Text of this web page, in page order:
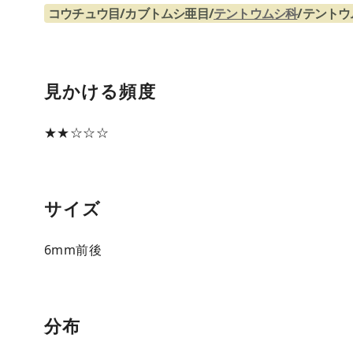
コウチュウ目/カブトムシ亜目/テントウムシ科/テント
見かける頻度
★★☆☆☆
サイズ
6mm前後
分布